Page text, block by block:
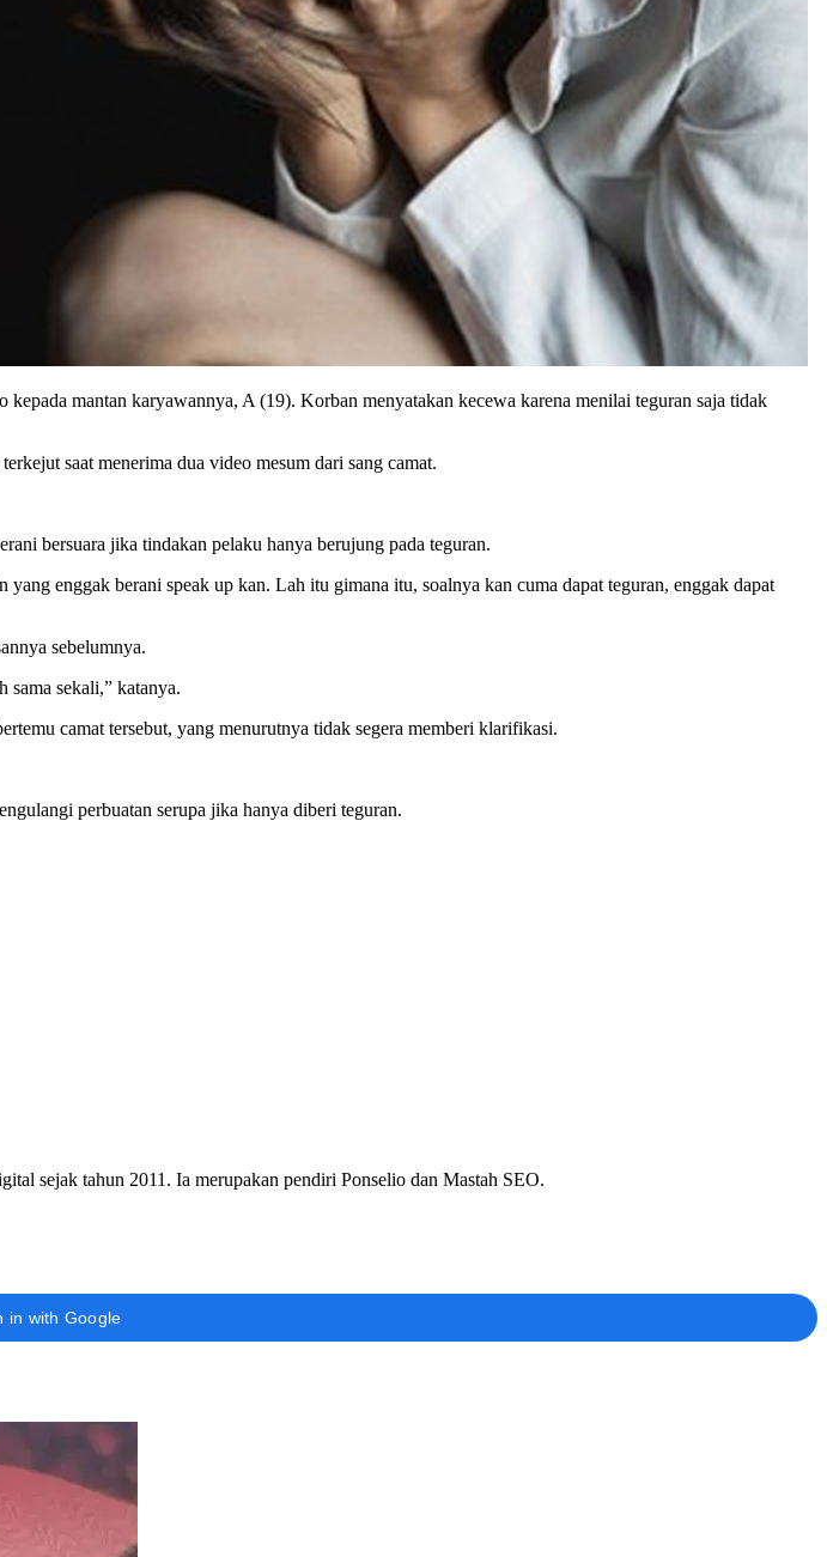
mantan karyawannya, A (19). Korban menyatakan kecewa karena menilai teguran saja tidak
saat menerima dua video mesum dari sang camat.
bersuara jika tindakan pelaku hanya berujung pada teguran.
enggak berani speak up kan. Lah itu gimana itu, soalnya kan cuma dapat teguran, enggak dapat
sebelumnya.
sama sekali,” katanya.
camat tersebut, yang menurutnya tidak segera memberi klarifikasi.
perbuatan serupa jika hanya diberi teguran.
sejak tahun 2011. Ia merupakan pendiri Ponselio dan Mastah SEO.
in with Google